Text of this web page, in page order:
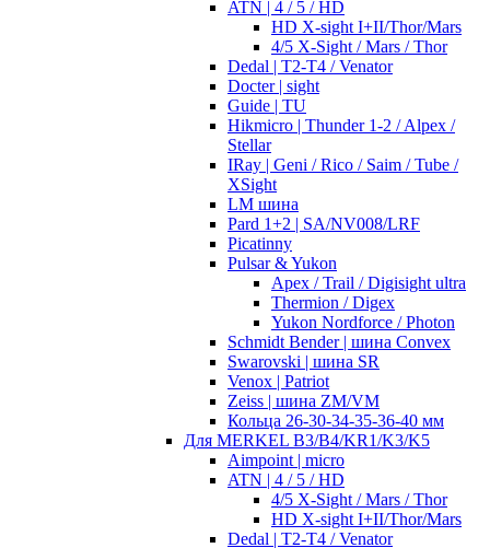
ATN | 4 / 5 / HD
HD X-sight I+II/Thor/Mars
4/5 X-Sight / Mars / Thor
Dedal | T2-T4 / Venator
Docter | sight
Guide | TU
Hikmicro | Thunder 1-2 / Alpex /
Stellar
IRay | Geni / Rico / Saim / Tube /
XSight
LM шина
Pard 1+2 | SA/NV008/LRF
Picatinny
Pulsar & Yukon
Apex / Trail / Digisight ultra
Thermion / Digex
Yukon Nordforce / Photon
Schmidt Bender | шина Convex
Swarovski | шина SR
Venox | Patriot
Zeiss | шина ZM/VM
Кольца 26-30-34-35-36-40 мм
Для MERKEL B3/B4/KR1/K3/K5
Aimpoint | micro
ATN | 4 / 5 / HD
4/5 X-Sight / Mars / Thor
HD X-sight I+II/Thor/Mars
Dedal | T2-T4 / Venator